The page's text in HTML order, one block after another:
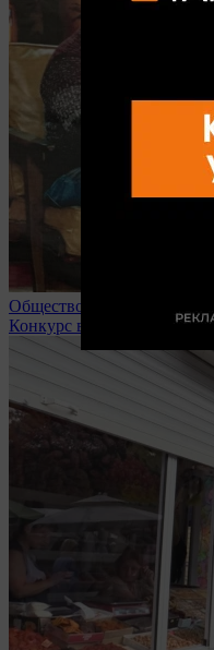
Общество
Конкурс в липецкие вузы